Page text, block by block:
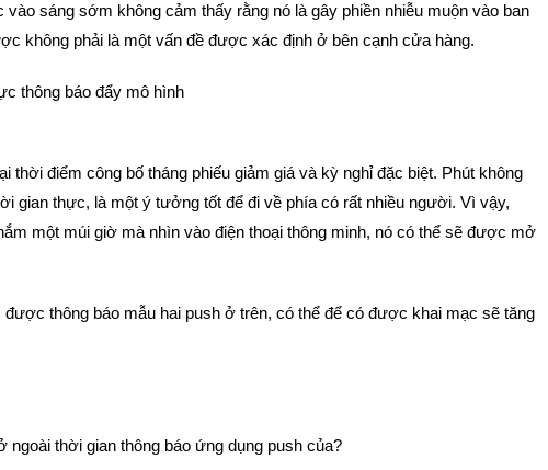
sáng sớm không cảm thấy rằng nó là gây phiền nhiễu muộn vào ban
không phải là một vấn đề được xác định ở bên cạnh cửa hàng.
thông báo đẩy mô hình
thời điểm công bố tháng phiếu giảm giá và kỳ nghỉ đặc biệt. Phút không
gian thực, là một ý tưởng tốt để đi về phía có rất nhiều người. Vì vậy,
một múi giờ mà nhìn vào điện thoại thông minh, nó có thể sẽ được mở
thông báo mẫu hai push ở trên, có thể để có được khai mạc sẽ tăng
ngoài thời gian thông báo ứng dụng push của?